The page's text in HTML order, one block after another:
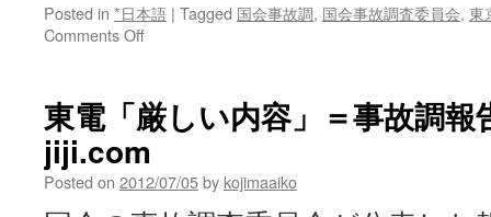
Posted in *日本語 | Tagged 国会事故調, 国会事故調査委員会, 東
Comments Offon
終
わ
っ
て
な
い」
東電「厳しい内容」＝事故調
jiji.com
Posted on 2012/07/05by kojimaaiko